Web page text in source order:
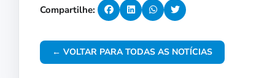
Compartilhe:
← VOLTAR PARA TODAS AS NOTÍCIAS